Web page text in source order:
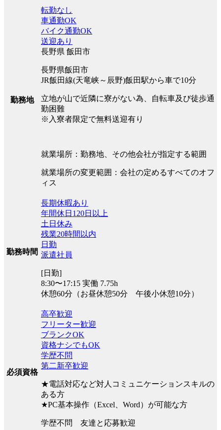
勤務地
転勤なし
車通勤OK
バイク通勤OK
送迎あり
長野県 飯田市
長野県飯田市
JR飯田線(天竜峡～辰野)飯田駅から車で10分
立地が山で近隣に寮がない為、自転車及び徒歩通
勤困難
※入寮者限定で無料送迎有り
就業場所：勤務地、その他会社が指定する範囲
就業場所の変更範囲：会社の定めるすべてのオフ
ィス
勤務時間
長期休暇あり
年間休日120日以上
土日休み
残業20時間以内
日勤
派遣社員
[日勤]
8:30〜17:15 実働 7.75h
休憩60分（お昼休憩50分 午後小休憩10分）
必須資格
高卒歓迎
フリーター歓迎
ブランクOK
資格ナシでもOK
学歴不問
第二新卒歓迎
★電話対応など対人コミュニケーションスキルの
ある方
★PC基本操作（Excel、Word）が可能な方
学歴不問 友達と応募歓迎